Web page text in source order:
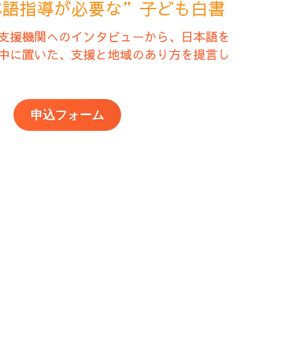
指導が必要な”子ども白書
援機関へのインタビューから、日本語を
に置いた、支援と地域のあり方を提言し
申込フォーム